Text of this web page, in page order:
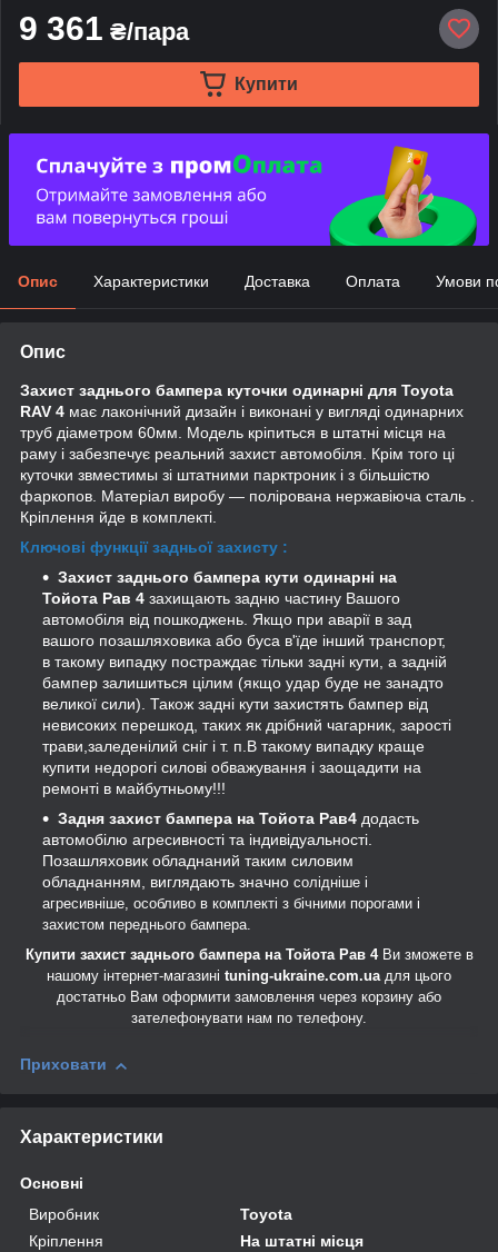
9 361 ₴/пара
Купити
Опис Характеристики Доставка Оплата Умови
Опис
Захист заднього бампера куточки одинарні для Toyota
RAV 4 має лаконічний дизайн і виконані у вигляді одинарних
труб діаметром 60мм. Модель кріпиться в штатні місця на
раму і забезпечує реальний захист автомобіля. Крім того ці
куточки звместимы зі штатними парктроник і з більшістю
фаркопов. Матеріал виробу ― полірована нержавіюча сталь .
Кріплення йде в комплекті.
Ключові функції задньої захисту :
Захист заднього бампера кути одинарні на
Тойота Рав 4 захищають задню частину Вашого
автомобіля від пошкоджень. Якщо при аварії в зад
вашого позашляховика або буса в'їде інший транспорт,
в такому випадку постраждає тільки задні кути, а задній
бампер залишиться цілим (якщо удар буде не занадто
великої сили). Також задні кути захистять бампер від
невисоких перешкод, таких як дрібний чагарник, зарості
трави,заледенілий сніг і т. п.В такому випадку краще
купити недорогі силові обважування і заощадити на
ремонті в майбутньому!!!
Задня захист бампера на Тойота Рав4 додасть
автомобілю агресивності та індивідуальності.
Позашляховик обладнаний таким силовим
обладнанням, виглядають значно солідніше і
агресивніше, особливо в комплекті з бічними порогами і
захистом переднього бампера.
Купити захист заднього бампера на Тойота Рав 4 Ви зможете в
нашому інтернет-магазині tuning-ukraine.com.uaдля цього
достатньо Вам оформити замовлення через корзину або
зателефонувати нам по телефону.
Приховати
Характеристики
Основні
Виробник
Toyota
Кріплення
На штатні місця